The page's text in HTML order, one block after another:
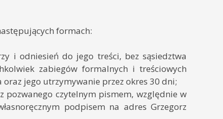
formach:
i odniesień do jego treści, bez sąsiedztwa
zabiegów formalnych i treściowych
jego utrzymywanie przez okres 30 dni;
pozwanego czytelnym pismem, względnie w
podpisem na adres Grzegorz